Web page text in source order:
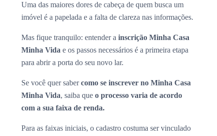
Uma das maiores dores de cabeça de quem busca um
imóvel é a papelada e a falta de clareza nas informações.
Mas fique tranquilo: entender a inscrição Minha Casa
Minha Vida e os passos necessários é a primeira etapa
para abrir a porta do seu novo lar.
Se você quer sabercomo se inscrever no Minha Casa
Minha Vida, saiba que o processo varia de acordo
com a sua faixa de renda.
Para as faixas iniciais, o cadastro costuma ser vinculado